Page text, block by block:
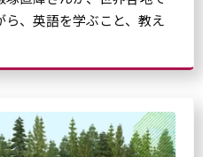
、英語を学ぶこと、教え